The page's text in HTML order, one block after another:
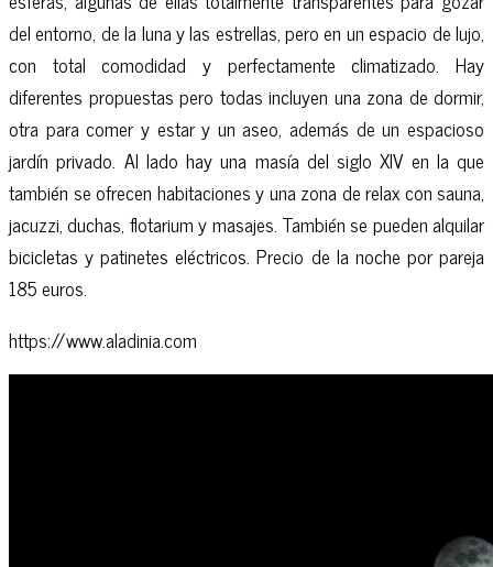
del entorno, de la luna y las estrellas, pero en un espacio de lujo,
con total comodidad y perfectamente climatizado. Hay
diferentes propuestas pero todas incluyen una zona de dormir,
otra para comer y estar y un aseo, además de un espacioso
jardín privado. Al lado hay una masía del siglo XIV en la que
también se ofrecen habitaciones y una zona de relax con sauna,
jacuzzi, duchas, flotarium y masajes. También se pueden alquilar
bicicletas y patinetes eléctricos. Precio de la noche por pareja
185 euros.
https://www.aladinia.com